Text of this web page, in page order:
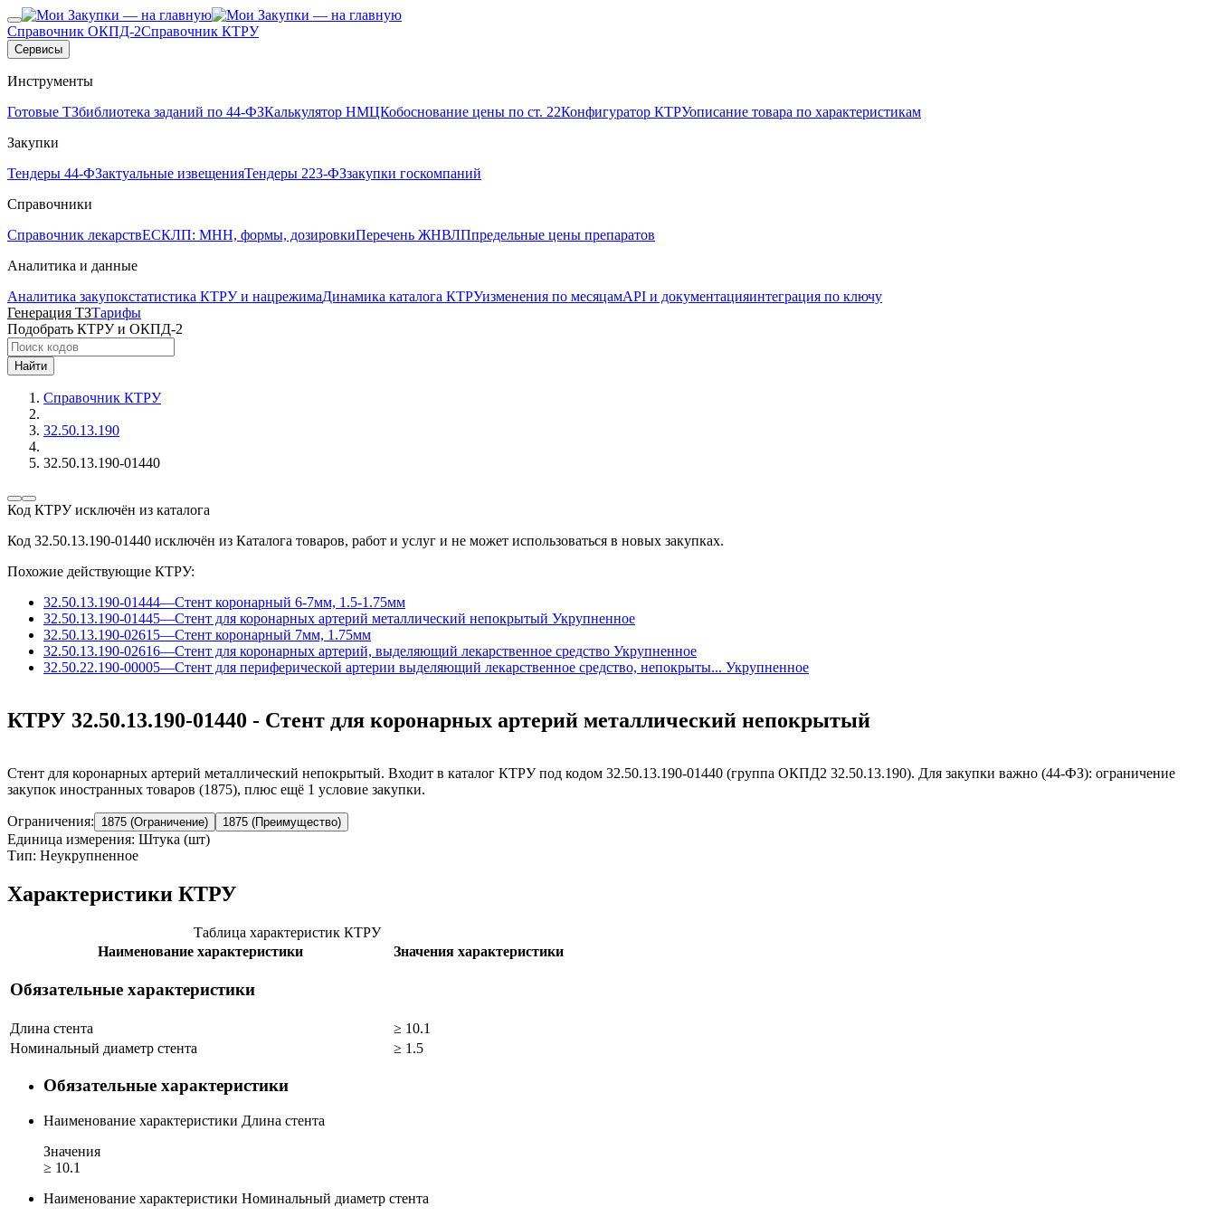
Справочник ОКПД-2Справочник КТРУ
Сервисы
Инструменты
Готовые ТЗбиблиотека заданий по 44-ФЗКалькулятор НМЦКобоснование цены по ст. 22Конфигуратор КТРУописание товара по характеристикам
Закупки
Тендеры 44-ФЗактуальные извещенияТендеры 223-ФЗзакупки госкомпаний
Справочники
Справочник лекарствЕСКЛП: МНН, формы, дозировкиПеречень ЖНВЛПпредельные цены препаратов
Аналитика и данные
Аналитика закупокстатистика КТРУ и нацрежимаДинамика каталога КТРУизменения по месяцамAPI и документацияинтеграция по ключу
Генерация ТЗТарифы
Подобрать КТРУ и ОКПД-2
Найти
Справочник КТРУ
32.50.13.190
32.50.13.190-01440
Код КТРУ исключён из каталога
Код 32.50.13.190-01440 исключён из Каталога товаров, работ и услуг и не может использоваться в новых закупках.
Похожие действующие КТРУ:
32.50.13.190-01444—Стент коронарный 6-7мм, 1.5-1.75мм
32.50.13.190-01445—Стент для коронарных артерий металлический непокрытый Укрупненное
32.50.13.190-02615—Стент коронарный 7мм, 1.75мм
32.50.13.190-02616—Стент для коронарных артерий, выделяющий лекарственное средство Укрупненное
32.50.22.190-00005—Стент для периферической артерии выделяющий лекарственное средство, непокрыты... Укрупненное
КТРУ 32.50.13.190-01440 - Стент для коронарных артерий металлический непокрытый
Стент для коронарных артерий металлический непокрытый. Входит в каталог КТРУ под кодом 32.50.13.190-01440 (группа ОКПД2 32.50.13.190). Для закупки важно (44-ФЗ): ограничение
закупок иностранных товаров (1875), плюс ещё 1 условие закупки.
Ограничения: 1875 (Ограничение) 1875 (Преимущество)
Единица измерения: Штука (шт)
Тип: Неукрупненное
Характеристики КТРУ
Таблица характеристик КТРУ
Наименование характеристики
Значения характеристики
Обязательные характеристики
Длина стента
≥ 10.1
Номинальный диаметр стента
≥ 1.5
Обязательные характеристики
Наименование характеристики Длина стента
Значения
≥ 10.1
Наименование характеристики Номинальный диаметр стента